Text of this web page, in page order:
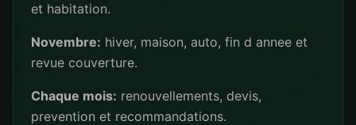
et habitation.
Novembre: hiver, maison, auto, fin d annee et
revue couverture.
Chaque mois: renouvellements, devis,
prevention et recommandations.